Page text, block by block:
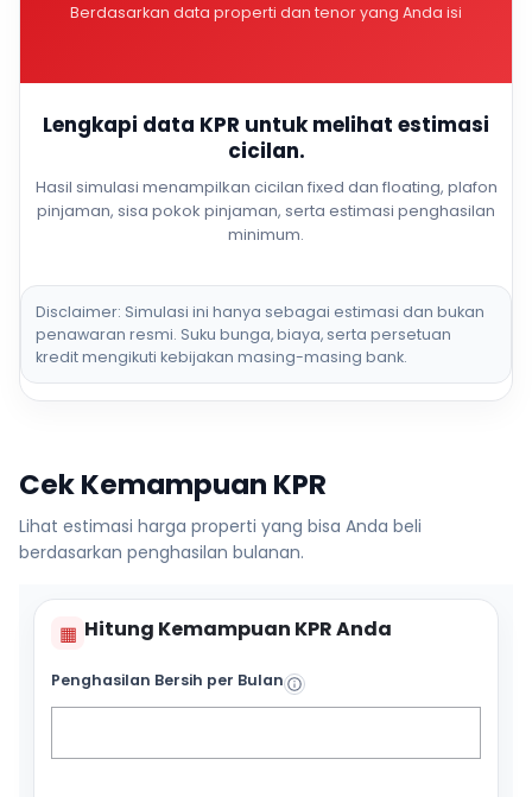
Berdasarkan data properti dan tenor yang Anda isi
Lengkapi data KPR untuk melihat estimasi
cicilan.
Hasil simulasi menampilkan cicilan fixed dan floating, plafon
pinjaman, sisa pokok pinjaman, serta estimasi penghasilan
minimum.
Disclaimer: Simulasi ini hanya sebagai estimasi dan bukan
penawaran resmi. Suku bunga, biaya, serta persetuan
kredit mengikuti kebijakan masing-masing bank.
Cek Kemampuan KPR
Lihat estimasi harga properti yang bisa Anda beli
berdasarkan penghasilan bulanan.
▦ Hitung Kemampuan KPR Anda
Penghasilan Bersih per Bulan